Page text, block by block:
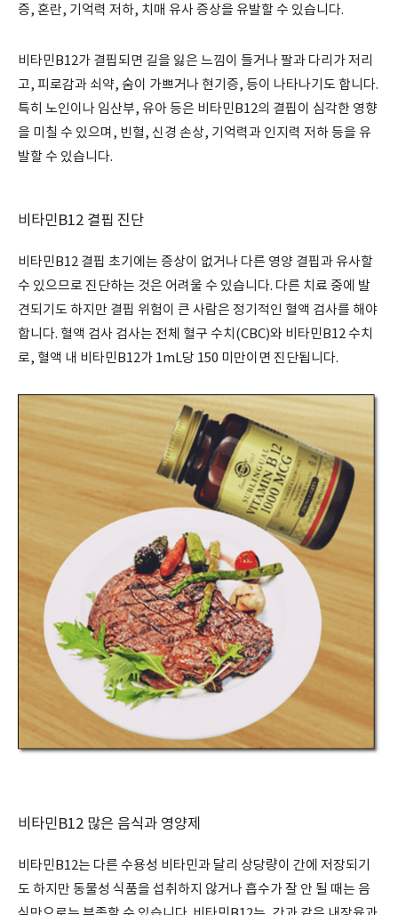
증, 혼란, 기억력 저하, 치매 유사 증상을 유발할 수 있습니다.
비타민B12가 결핍되면 길을 잃은 느낌이 들거나 팔과 다리가 저리
고, 피로감과 쇠약, 숨이 가쁘거나 현기증, 등이 나타나기도 합니다.
특히 노인이나 임산부, 유아 등은 비타민B12의 결핍이 심각한 영향
을 미칠 수 있으며, 빈혈, 신경 손상, 기억력과 인지력 저하 등을 유
발할 수 있습니다.
비타민B12 결핍 진단
비타민B12 결핍 초기에는 증상이 없거나 다른 영양 결핍과 유사할
수 있으므로 진단하는 것은 어려울 수 있습니다. 다른 치료 중에 발
견되기도 하지만 결핍 위험이 큰 사람은 정기적인 혈액 검사를 해야
합니다. 혈액 검사 검사는 전체 혈구 수치(CBC)와 비타민B12 수치
로, 혈액 내 비타민B12가 1mL당 150 미만이면 진단됩니다.
비타민B12 많은 음식과 영양제
비타민B12는 다른 수용성 비타민과 달리 상당량이 간에 저장되기
도 하지만 동물성 식품을 섭취하지 않거나 흡수가 잘 안 될 때는 음